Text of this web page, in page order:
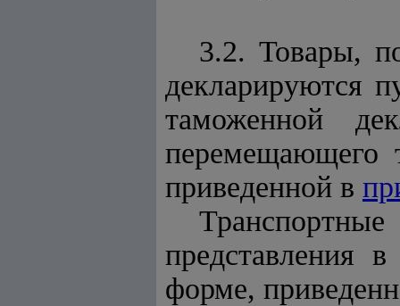
3.2. Товары,
декларируются
таможенной
перемещающего
приведенной в
представления
форме,